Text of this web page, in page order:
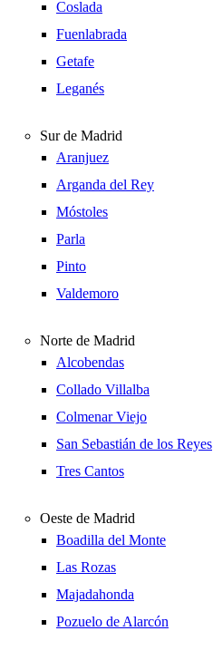
Coslada
Fuenlabrada
Getafe
Leganés
Sur de Madrid
Aranjuez
Arganda del Rey
Móstoles
Parla
Pinto
Valdemoro
Norte de Madrid
Alcobendas
Collado Villalba
Colmenar Viejo
San Sebastián de los Reyes
Tres Cantos
Oeste de Madrid
Boadilla del Monte
Las Rozas
Majadahonda
Pozuelo de Alarcón